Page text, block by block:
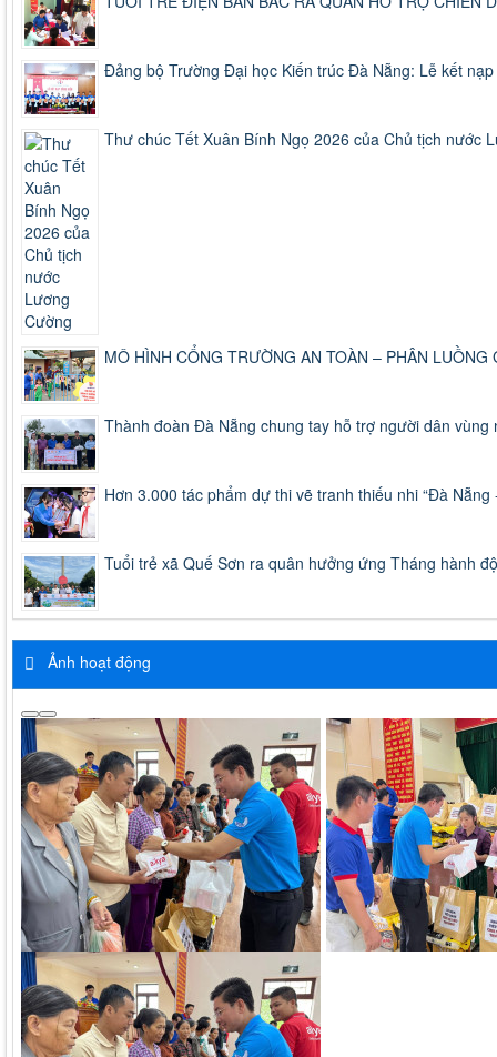
Đảng bộ Trường Đại học Kiến trúc Đà Nẵng: Lễ kết
Thư chúc Tết Xuân Bính Ngọ 2026 của Chủ tịch nước
MÔ HÌNH CỔNG TRƯỜNG AN TOÀN – PHÂN
Thành đoàn Đà Nẵng chung tay hỗ trợ người dân vùng
Hơn 3.000 tác phẩm dự thi vẽ tranh thiếu nhi “Đà
Tuổi trẻ xã Quế Sơn ra quân hưởng ứng Tháng hành
Ảnh hoạt động